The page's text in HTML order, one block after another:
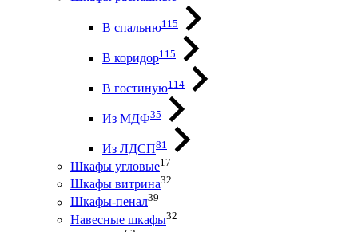
В спальню115
В коридор115
В гостиную114
Из МДФ35
Из ЛДСП81
Шкафы угловые17
Шкафы витрина32
Шкафы-пенал39
Навесные шкафы32